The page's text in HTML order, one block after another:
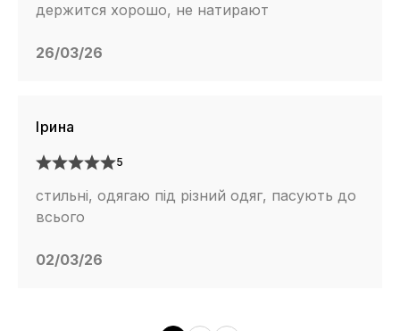
держится хорошо, не натирают
26/03/26
Ірина
5
стильні, одягаю під різний одяг, пасують до
всього
02/03/26